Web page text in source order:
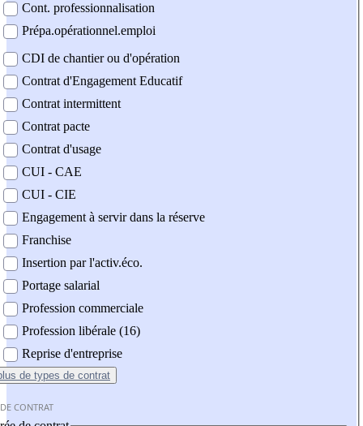
Cont. professionnalisation
Prépa.opérationnel.emploi
CDI de chantier ou d'opération
Contrat d'Engagement Educatif
Contrat intermittent
Contrat pacte
Contrat d'usage
CUI - CAE
CUI - CIE
Engagement à servir dans la réserve
Franchise
Insertion par l'activ.éco.
Portage salarial
Profession commerciale
Profession libérale (16)
Reprise d'entreprise
de types de contrat
CONTRAT